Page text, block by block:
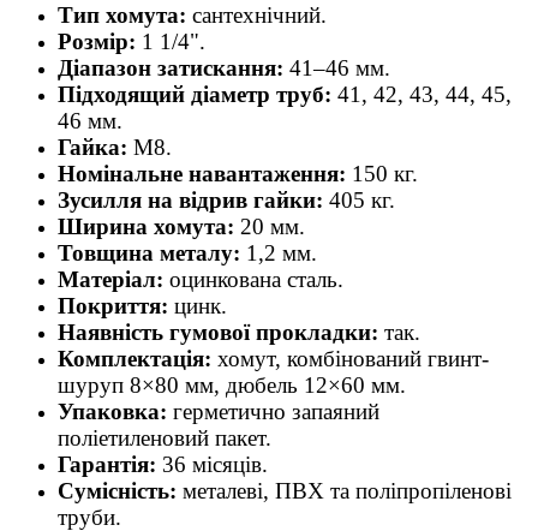
Тип хомута: сантехнічний.
Розмір: 1 1/4".
Діапазон затискання: 41–46 мм.
Підходящий діаметр труб: 41, 42, 43, 44, 45,
46 мм.
Гайка: М8.
Номінальне навантаження: 150 кг.
Зусилля на відрив гайки: 405 кг.
Ширина хомута: 20 мм.
Товщина металу: 1,2 мм.
Матеріал: оцинкована сталь.
Покриття: цинк.
Наявність гумової прокладки: так.
Комплектація: хомут, комбінований гвинт-
шуруп 8×80 мм, дюбель 12×60 мм.
Упаковка: герметично запаяний
поліетиленовий пакет.
Гарантія: 36 місяців.
Сумісність: металеві, ПВХ та поліпропіленові
труби.